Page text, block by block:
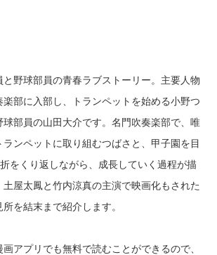
野球部員の青春ラブストーリー。主要人物
部に入部し、トランペットを始める小野つ
球部員の山田大介です。名門吹奏楽部で、唯
ンペットに取り組むつばさと、甲子園を目
をくり返しながら、成長していく過程が描
屋太鳳と竹内涼真の主演で映画化もされた
所を結末まで紹介します。
アプリでも無料で読むことができるので、